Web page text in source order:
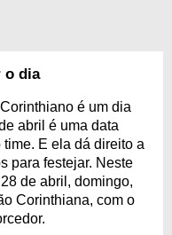
o dia
é um dia
abril é uma data
E ela dá direito a
para festejar. Neste
de abril, domingo,
Corinthiana, com o